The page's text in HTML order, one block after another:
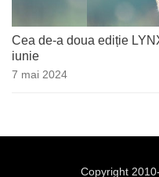
Cea de-a doua ediție
iunie
7 mai 2024
Copyright